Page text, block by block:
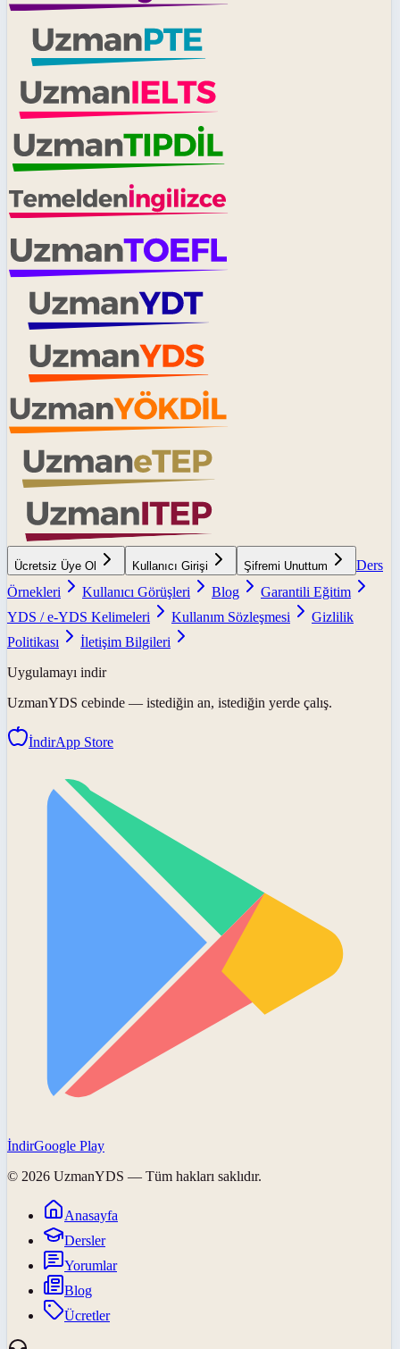
Ücretsiz Üye Ol Kullanıcı Girişi Şifremi Unuttum
Ders
Örnekleri
Kullanıcı Görüşleri Blog
Garantili Eğitim
YDS / e-YDS Kelimeleri
Kullanım Sözleşmesi
Gizlilik
Politikası
İletişim Bilgileri
Uygulamayı indir
UzmanYDS cebinde — istediğin an, istediğin yerde çalış.
İndirApp Store
İndirGoogle Play
© 2026 UzmanYDS — Tüm hakları saklıdır.
Anasayfa
Dersler
Yorumlar
Blog
Ücretler